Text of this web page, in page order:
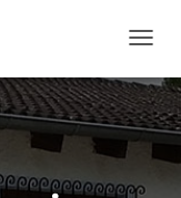
A
V
I